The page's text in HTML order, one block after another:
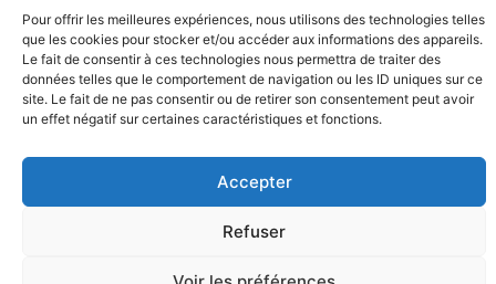
Pour offrir les meilleures expériences, nous utilisons des technologies telles
que les cookies pour stocker et/ou accéder aux informations des appareils.
Le fait de consentir à ces technologies nous permettra de traiter des
données telles que le comportement de navigation ou les ID uniques sur ce
site. Le fait de ne pas consentir ou de retirer son consentement peut avoir
un effet négatif sur certaines caractéristiques et fonctions.
Accepter
Refuser